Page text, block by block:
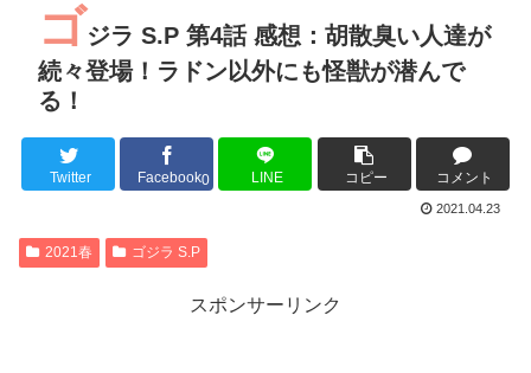
るろうに剣心 -明治剣客浪漫譚- 京都動乱 第33話の感想
同盟、帝国、フェザーン。生まれるなら何処がいいか問題！
Powered by livedoor 相互RSS
ゴジラ S.P 第4話 感想：胡散臭い人達が
続々登場！ラドン以外にも怪獣が潜んで
る！
Twitter Facebook0 LINE コピー コメント
2021.04.23
2021春 ゴジラ S.P
スポンサーリンク